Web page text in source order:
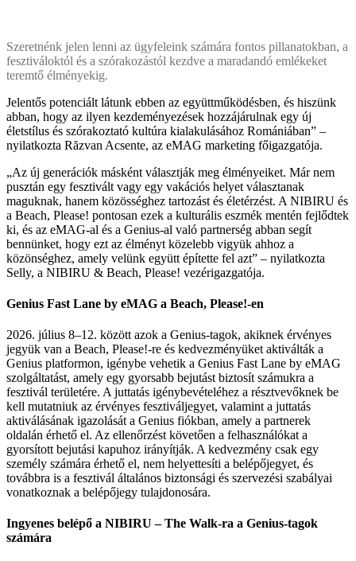
Szeretnénk jelen lenni az ügyfeleink számára fontos pillanatokban, a
fesztiváloktól és a szórakozástól kezdve a maradandó emlékeket
teremtő élményekig.
Jelentős potenciált látunk ebben az együttműködésben, és hiszünk
abban, hogy az ilyen kezdeményezések hozzájárulnak egy új
életstílus és szórakoztató kultúra kialakulásához Romániában” –
nyilatkozta Răzvan Acsente, az eMAG marketing főigazgatója.
„Az új generációk másként választják meg élményeiket. Már nem
pusztán egy fesztivált vagy egy vakációs helyet választanak
maguknak, hanem közösséghez tartozást és életérzést. A NIBIRU és
a Beach, Please! pontosan ezek a kulturális eszmék mentén fejlődtek
ki, és az eMAG-al és a Genius-al való partnerség abban segít
bennünket, hogy ezt az élményt közelebb vigyük ahhoz a
közönséghez, amely velünk együtt építette fel azt” – nyilatkozta
Selly, a NIBIRU & Beach, Please! vezérigazgatója.
Genius Fast Lane by eMAG a Beach, Please!-en
2026. július 8–12. között azok a Genius-tagok, akiknek érvényes
jegyük van a Beach, Please!-re és kedvezményüket aktiválták a
Genius platformon, igénybe vehetik a Genius Fast Lane by eMAG
szolgáltatást, amely egy gyorsabb bejutást biztosít számukra a
fesztivál területére. A juttatás igénybevételéhez a résztvevőknek be
kell mutatniuk az érvényes fesztiváljegyet, valamint a juttatás
aktiválásának igazolását a Genius fiókban, amely a partnerek
oldalán érhető el. Az ellenőrzést követően a felhasználókat a
gyorsított bejutási kapuhoz irányítják. A kedvezmény csak egy
személy számára érhető el, nem helyettesíti a belépőjegyet, és
továbbra is a fesztivál általános biztonsági és szervezési szabályai
vonatkoznak a belépőjegy tulajdonosára.
Ingyenes belépő a NIBIRU – The Walk-ra a Genius-tagok
számára